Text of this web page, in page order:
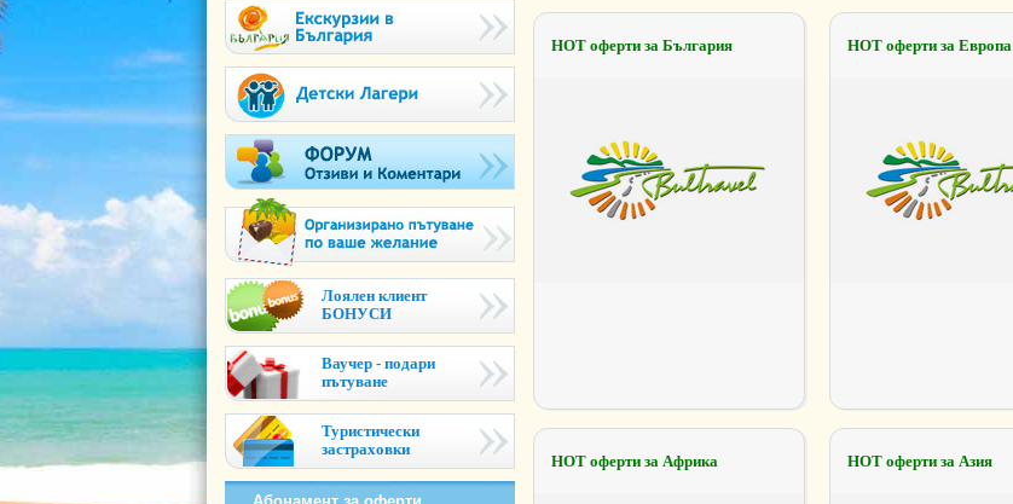
Лоялен клиент
БОНУСИ
Ваучер - подари
пътуване
Туристически
застраховки
НОТ оферти за България НОТ оферти за Европа
НОТ оферти за Африка НОТ оферти за Азия